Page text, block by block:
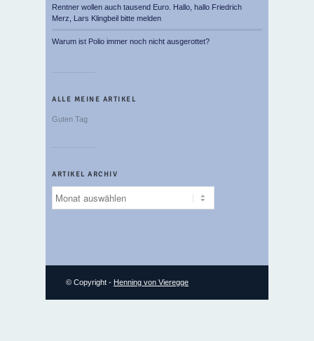
Rentner wollen auch tausend Euro. Hallo, hallo Friedrich
Merz, Lars Klingbeil bitte melden
Warum ist Polio immer noch nicht ausgerottet?
ALLE MEINE ARTIKEL
Guten Tag
ARTIKEL ARCHIV
Artikel
Archiv
© Copyright - Henning von Vieregge